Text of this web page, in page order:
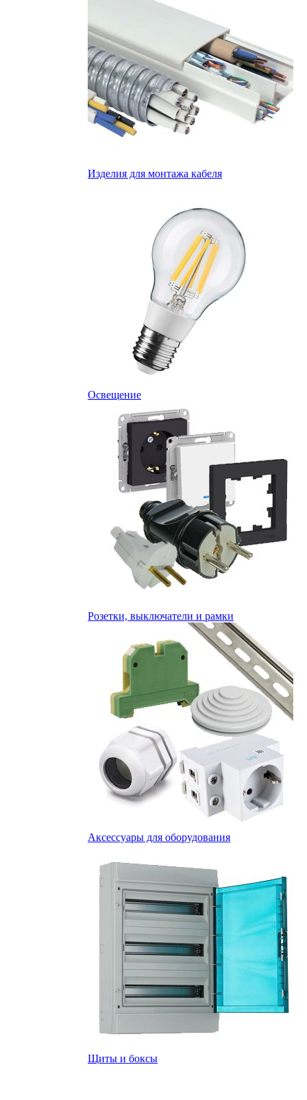
Изделия для монтажа кабеля
Освещение
Розетки, выключатели и рамки
Аксессуары для оборудования
Щиты и боксы